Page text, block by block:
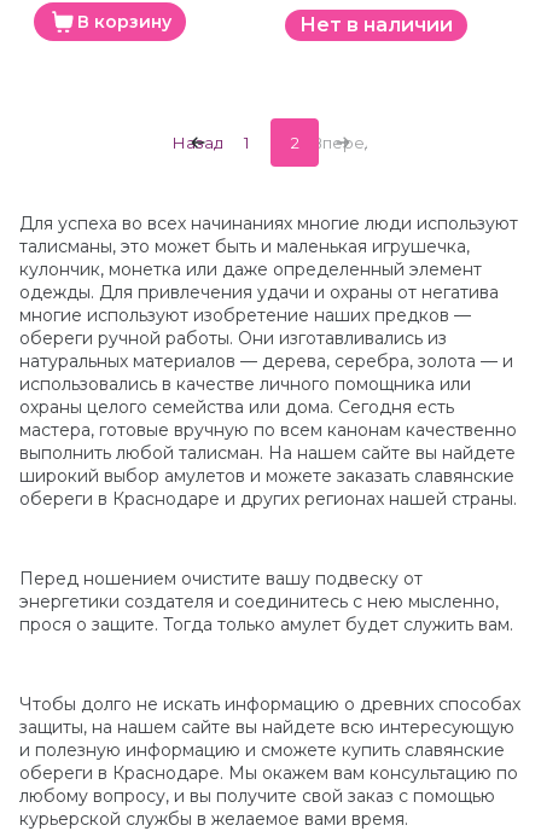
В корзину
Нет в наличии
Назад 1 2 Вперед
Для успеха во всех начинаниях многие люди используют
талисманы, это может быть и маленькая игрушечка,
кулончик, монетка или даже определенный элемент
одежды. Для привлечения удачи и охраны от негатива
многие используют изобретение наших предков —
обереги ручной работы. Они изготавливались из
натуральных материалов — дерева, серебра, золота — и
использовались в качестве личного помощника или
охраны целого семейства или дома. Сегодня есть
мастера, готовые вручную по всем канонам качественно
выполнить любой талисман. На нашем сайте вы найдете
широкий выбор амулетов и можете заказать славянские
обереги в Краснодаре и других регионах нашей страны.
Перед ношением очистите вашу подвеску от
энергетики создателя и соединитесь с нею мысленно,
прося о защите. Тогда только амулет будет служить вам.
Чтобы долго не искать информацию о древних способах
защиты, на нашем сайте вы найдете всю интересующую
и полезную информацию и сможете купить славянские
обереги в Краснодаре. Мы окажем вам консультацию по
любому вопросу, и вы получите свой заказ с помощью
курьерской службы в желаемое вами время.